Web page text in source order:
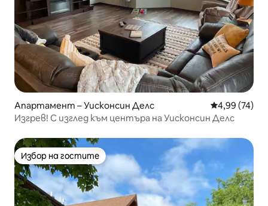
Апартамент – Уисконсин Делс Средна
4,99 (74)
Изгрев! С изглед към центъра на Уисконсин Делс
Избор на гостите
Избор на гостите